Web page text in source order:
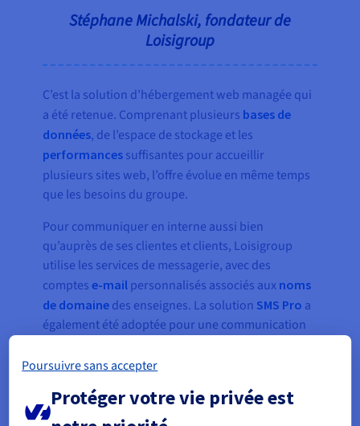
Stéphane Michalski, fondateur de
Loisigroup
C’est la solution d’hébergement web managée qui
a été retenue. Comprenant plusieurs bases de
données, de l’espace de stockage et les
performances suffisantes pour accueillir
plusieurs sites web, l’offre évolue en même temps
que les besoins du groupe.
Pour communiquer en interne aussi bien
qu’auprès de ses clientes et clients, Loisigroup
utilise les services de messagerie, avec des
comptese-mail personnalisés associés aux noms
de domaine des enseignes. La solution SMS Pro a
également été adoptée pour une communication
L’ensemble des sites web du groupe est
aujourd’hui hébergé sur le même service. Grâce au
multisite, à chaque nouvelle ouverture, le nom de
Poursuivre sans accepter
Protéger votre vie privée est